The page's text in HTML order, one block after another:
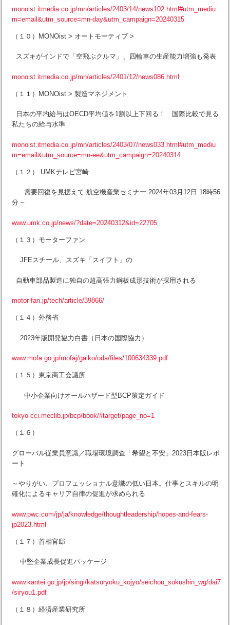
monoist.itmedia.co.jp/mn/articles/2403/14/news102.html#utm_mediu
m=email&utm_source=mn-day&utm_campaign=20240315
（１０）MONOist > オートモーティブ >
スズキがインドで「空飛ぶクルマ」、四輪車の生産能力増強も発表
monoist.itmedia.co.jp/mn/articles/2401/12/news086.html
（１１）MONOist > 製造マネジメント
日本の平均給与はOECD平均値を1割以上下回る！ 国際比較で見る
私たちの給与水準
monoist.itmedia.co.jp/mn/articles/2403/07/news033.html#utm_mediu
m=email&utm_source=mn-ee&utm_campaign=20240314
（１２） UMKテレビ宮崎
需要回復を見据えて 航空機産業セミナー 2024年03月12日 18時56
分 –
www.umk.co.jp/news/?date=20240312&id=22705
（１３）モーターファン
JFEスチール、スズキ「スイフト」の
自動車部品製造に独自の超高張力鋼板成形技術が採用される
motor-fan.jp/tech/article/39866/
（１４）外務省
2023年版開発協力白書（日本の国際協力）
www.mofa.go.jp/mofaj/gaiko/oda/files/100634339.pdf
（１５）東京商工会議所
中小企業向けオールハザード型BCP策定ガイド
tokyo-cci.meclib.jp/bcp/book/#target/page_no=1
（１６）
グローバル従業員意識／職場環境調査「希望と不安」2023日本版レポ
ート
～やりがい、プロフェッショナル意識の低い日本。仕事とスキルの明
確化によるキャリア自律の促進が求められる
www.pwc.com/jp/ja/knowledge/thoughtleadership/hopes-and-fears-
jp2023.html
（１７）首相官邸
中堅企業成長促進パッケージ
www.kantei.go.jp/jp/singi/katsuryoku_kojyo/seichou_sokushin_wg/dai7
/siryou1.pdf
（１８）経済産業研究所